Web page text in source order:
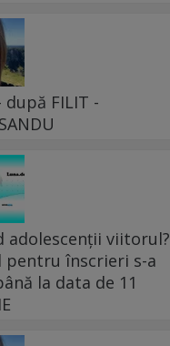
după FILIT -
adolescenții viitorul?
pentru înscrieri s-a
la data de 11